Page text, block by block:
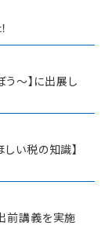
～】に出展し
い税の知識】
前講義を実施